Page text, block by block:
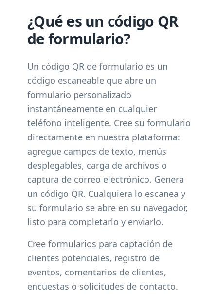
¿Qué es un código QR
de formulario?
Un código QR de formulario es un
código escaneable que abre un
formulario personalizado
instantáneamente en cualquier
teléfono inteligente. Cree su formulario
directamente en nuestra plataforma:
agregue campos de texto, menús
desplegables, carga de archivos o
captura de correo electrónico. Genera
un código QR. Cualquiera lo escanea y
su formulario se abre en su navegador,
listo para completarlo y enviarlo.
Cree formularios para captación de
clientes potenciales, registro de
eventos, comentarios de clientes,
encuestas o solicitudes de contacto.